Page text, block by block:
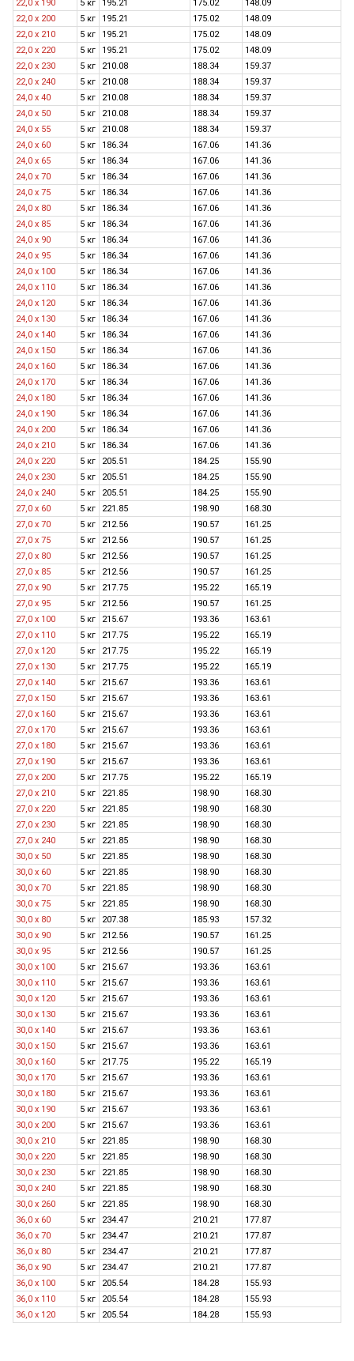
22,0 х 190 5 кг 195.21 175.02
148.09
22,0 х 200
5 кг 195.21 175.02
148.09
22,0 х 210
5 кг 195.21 175.02
148.09
22,0 х 220
5 кг 195.21 175.02
148.09
22,0 х 230
5 кг 210.08 188.34
159.37
22,0 х 240
5 кг 210.08 188.34
159.37
24,0 х 40
5 кг 210.08 188.34
159.37
24,0 x 50
5 кг 210.08 188.34
159.37
24,0 x 55
5 кг 210.08 188.34
159.37
24,0 x 60
5 кг 186.34 167.06
141.36
24,0 x 65
5 кг 186.34 167.06
141.36
24,0 x 70
5 кг 186.34 167.06
141.36
24,0 x 75
5 кг 186.34 167.06
141.36
24,0 x 80
5 кг 186.34 167.06
141.36
24,0 х 85
5 кг 186.34 167.06
141.36
24,0 x 90
5 кг 186.34 167.06
141.36
24,0 х 95
5 кг 186.34 167.06
141.36
24,0 x 100
5 кг 186.34 167.06
141.36
24,0 x 110
5 кг 186.34 167.06
141.36
24,0 x 120
5 кг 186.34 167.06
141.36
24,0 х 130
5 кг 186.34 167.06
141.36
24,0 x 140
5 кг 186.34 167.06
141.36
24,0 х 150
5 кг 186.34 167.06
141.36
24,0 x 160
5 кг 186.34 167.06
141.36
24,0 x 170
5 кг 186.34 167.06
141.36
24,0 x 180
5 кг 186.34 167.06
141.36
24,0 х 190
5 кг 186.34 167.06
141.36
24,0 x 200
5 кг 186.34 167.06
141.36
24,0 х 210
5 кг 186.34 167.06
141.36
24,0 х 220
5 кг 205.51 184.25
155.90
24,0 х 230
5 кг 205.51 184.25
155.90
24,0 х 240
5 кг 205.51 184.25
155.90
27,0 x 60
5 кг 221.85 198.90
168.30
27,0 x 70
5 кг 212.56 190.57
161.25
27,0 х 75
5 кг 212.56 190.57
161.25
27,0 x 80
5 кг 212.56 190.57
161.25
27,0 х 85
5 кг 212.56 190.57
161.25
27,0 x 90
5 кг 217.75 195.22
165.19
27,0 х 95
5 кг 212.56 190.57
161.25
27,0 x 100
5 кг 215.67 193.36
163.61
27,0 x 110
5 кг 217.75 195.22
165.19
27,0 x 120
5 кг 217.75 195.22
165.19
27,0 х 130
5 кг 217.75 195.22
165.19
27,0 х 140
5 кг 215.67 193.36
163.61
27,0 х 150
5 кг 215.67 193.36
163.61
27,0 x 160
5 кг 215.67 193.36
163.61
27,0 х 170
5 кг 215.67 193.36
163.61
27,0 х 180
5 кг 215.67 193.36
163.61
27,0 х 190
5 кг 215.67 193.36
163.61
27,0 x 200
5 кг 217.75 195.22
165.19
27,0 х 210
5 кг 221.85 198.90
168.30
27,0 х 220
5 кг 221.85 198.90
168.30
27,0 х 230
5 кг 221.85 198.90
168.30
27,0 х 240
5 кг 221.85 198.90
168.30
30,0 х 50
5 кг 221.85 198.90
168.30
30,0 x 60
5 кг 221.85 198.90
168.30
30,0 x 70
5 кг 221.85 198.90
168.30
30,0 х 75
5 кг 221.85 198.90
168.30
30,0 x 80
5 кг 207.38 185.93
157.32
30,0 x 90
5 кг 212.56 190.57
161.25
30,0 х 95
5 кг 212.56 190.57
161.25
30,0 x 100
5 кг 215.67 193.36
163.61
30,0 x 110
5 кг 215.67 193.36
163.61
30,0 x 120
5 кг 215.67 193.36
163.61
30,0 х 130
5 кг 215.67 193.36
163.61
30,0 x 140
5 кг 215.67 193.36
163.61
30,0 х 150
5 кг 215.67 193.36
163.61
30,0 x 160
5 кг 217.75 195.22
165.19
30,0 х 170
5 кг 215.67 193.36
163.61
30,0 x 180
5 кг 215.67 193.36
163.61
30,0 х 190
5 кг 215.67 193.36
163.61
30,0 x 200
5 кг 215.67 193.36
163.61
30,0 х 210
5 кг 221.85 198.90
168.30
30,0 х 220
5 кг 221.85 198.90
168.30
30,0 х 230
5 кг 221.85 198.90
168.30
30,0 х 240
5 кг 221.85 198.90
168.30
30,0 х 260
5 кг 221.85 198.90
168.30
36,0 х 60
5 кг 234.47 210.21
177.87
36,0 х 70
5 кг 234.47 210.21
177.87
36,0 х 80
5 кг 234.47 210.21
177.87
36,0 х 90
5 кг 234.47 210.21
177.87
36,0 х 100
5 кг 205.54 184.28
155.93
36,0 х 110
5 кг 205.54 184.28
155.93
36,0 х 120
5 кг 205.54 184.28 155.93